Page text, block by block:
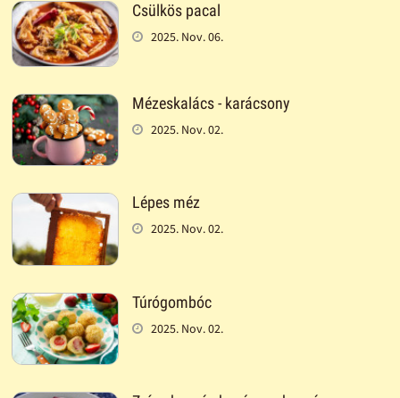
Csülkös pacal
2025. Nov. 06.
Mézeskalács - karácsony
2025. Nov. 02.
Lépes méz
2025. Nov. 02.
Túrógombóc
2025. Nov. 02.